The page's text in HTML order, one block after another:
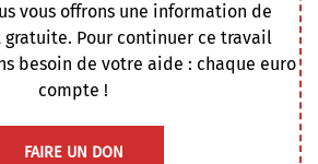
vous offrons une information de
Pour continuer ce travail
besoin de votre aide : chaque euro
compte !
FAIRE UN DON